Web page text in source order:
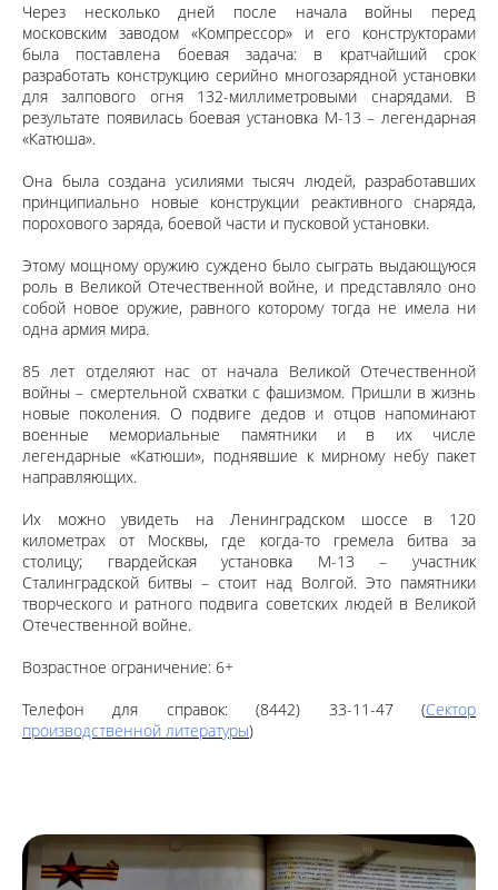
Через несколько дней после начала войны перед
московским заводом «Компрессор» и его конструкторами
была поставлена боевая задача: в кратчайший срок
разработать конструкцию серийно многозарядной установки
для залпового огня 132-миллиметровыми снарядами. В
результате появилась боевая установка М-13 – легендарная
«Катюша».
Она была создана усилиями тысяч людей, разработавших
принципиально новые конструкции реактивного снаряда,
порохового заряда, боевой части и пусковой установки.
Этому мощному оружию суждено было сыграть выдающуюся
роль в Великой Отечественной войне, и представляло оно
собой новое оружие, равного которому тогда не имела ни
одна армия мира.
85 лет отделяют нас от начала Великой Отечественной
войны – смертельной схватки с фашизмом. Пришли в жизнь
новые поколения. О подвиге дедов и отцов напоминают
военные мемориальные памятники и в их числе
легендарные «Катюши», поднявшие к мирному небу пакет
направляющих.
Их можно увидеть на Ленинградском шоссе в 120
километрах от Москвы, где когда-то гремела битва за
столицу; гвардейская установка М-13 – участник
Сталинградской битвы – стоит над Волгой. Это памятники
творческого и ратного подвига советских людей в Великой
Отечественной войне.
Возрастное ограничение: 6+
Телефон для справок: (8442) 33-11-47 (Сектор
производственной литературы)